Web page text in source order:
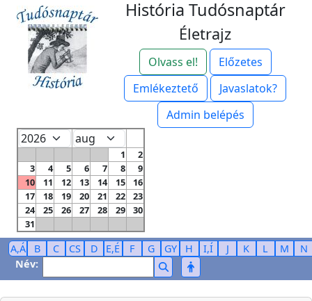
História Tudósnaptár
Életrajz
Olvass el!
Előzetes
Emlékeztető
Javaslatok?
Admin belépés
1
2
3
4 5 6 7 8
9
10
11 12 13 14 15
16
17
18 19 20 21 22
23
24
25 26 27 28 29
30
31
A,Á B C CS D E,É F G GY H I,Í J K L M
N
Név: